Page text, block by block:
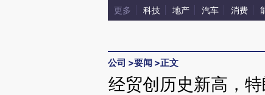
更多 科技 地产 汽车 消费
公司 >要闻 >正文
经贸创历史新高，